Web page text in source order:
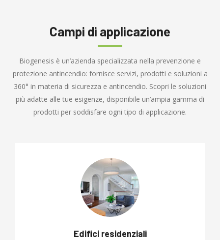
Campi di applicazione
Biogenesis è un’azienda specializzata nella prevenzione e
protezione antincendio: fornisce servizi, prodotti e soluzioni a
360° in materia di sicurezza e antincendio. Scopri le soluzioni
più adatte alle tue esigenze, disponibile un’ampia gamma di
prodotti per soddisfare ogni tipo di applicazione.
Edifici residenziali